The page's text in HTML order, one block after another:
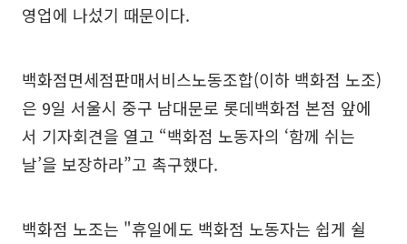
영업에 나섰기 때문이다.
백화점면세점판매서비스노동조합(이하 백화점 노조)
은 9일 서울시 중구 남대문로 롯데백화점 본점 앞에
서 기자회견을 열고 “백화점 노동자의 ‘함께 쉬는
날’을 보장하라”고 촉구했다.
백화점 노조는 "휴일에도 백화점 노동자는 쉽게 쉴